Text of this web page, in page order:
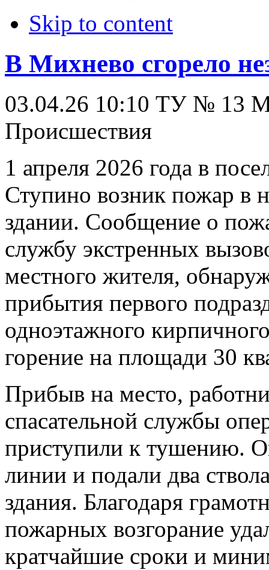
Skip to content
В Михнево сгорело
03.04.26 10:10 ТУ № 13
Происшествия
1 апреля 2026 года в
Ступино возник пожар в
здании. Сообщение о
службу экстренных
местного жителя,
прибытия первого
одноэтажного
горение на площади 30
Прибыв на место,
спасательной службы
приступили к тушению.
линии и подали два
здания. Благодаря
пожарных возгорание
кратчайшие сроки и